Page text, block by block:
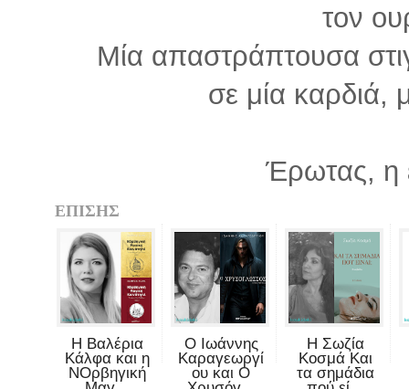
τον
Μία απαστράπτουσα
σε μία καρδιά,
Έρωτας, η
ΕΠΙΣΗΣ
Η Βαλέρια
Κάλφα και η
ΝΟρβηγική
Ο Ιωάννης
Καραγεωργί
ου και Ο
Η Σωζία
Κοσμά Και
τα σημάδια